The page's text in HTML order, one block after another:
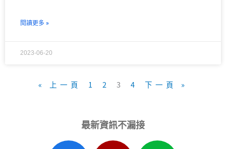
閱讀更多 »
2023-06-20
« 上一頁 1 2 3 4 下一頁 »
最新資訊不漏接